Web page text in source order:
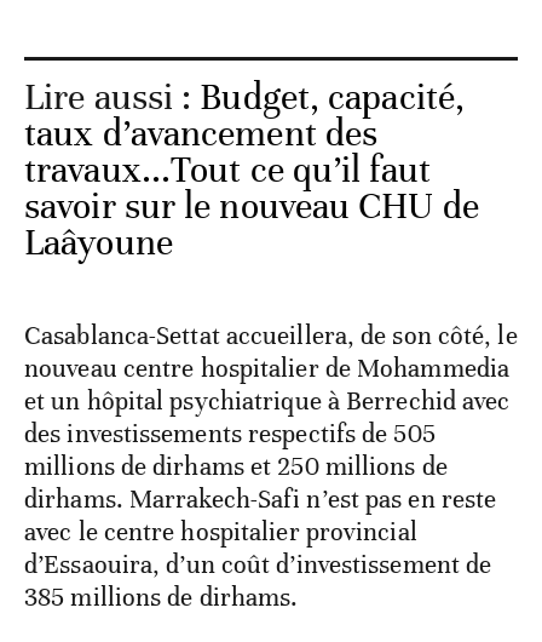
Lire aussi : Budget, capacité,
taux d’avancement des
travaux...Tout ce qu’il faut
savoir sur le nouveau CHU de
Laâyoune
Casablanca-Settat accueillera, de son côté, le
nouveau centre hospitalier de Mohammedia
et un hôpital psychiatrique à Berrechid avec
des investissements respectifs de 505
millions de dirhams et 250 millions de
dirhams. Marrakech-Safi n’est pas en reste
avec le centre hospitalier provincial
d’Essaouira, d’un coût d’investissement de
385 millions de dirhams.